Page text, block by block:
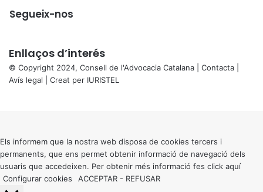
Segueix-nos
Enllaços d’interés
© Copyright 2024, Consell de l'Advocacia Catalana | Contacta
Avís legal | Creat per IURISTEL
button
Els informem que la nostra web disposa de cookies tercers i
permanents, que ens permet obtenir informació de navegació dels
usuaris que accedeixen. Per obtenir més informació fes click aquí
Configurar cookies
ACCEPTAR - REFUSAR